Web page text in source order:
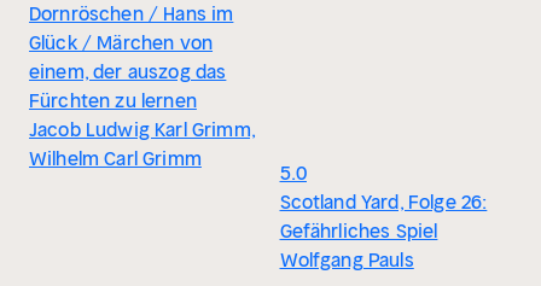
Dornröschen / Hans im
Glück / Märchen von
einem, der auszog das
Fürchten zu lernen
Jacob Ludwig Karl Grimm,
Wilhelm Carl Grimm
5.0
Scotland Yard, Folge 26:
Gefährliches Spiel
Wolfgang Pauls